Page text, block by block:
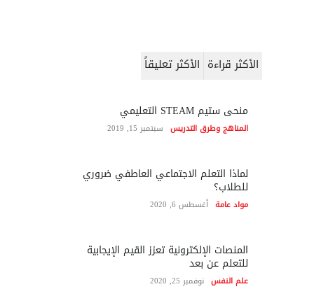
الأكثر قراءة الأكثر تعليقاً
منحى ستيم STEAM التعليمي
المناهج وطرق التدريس سبتمبر 15, 2019
لماذا التعلم الاجتماعي العاطفي ضروري
للطلاب؟
مواد عامة أغسطس 6, 2020
المنصات الإلكترونية تعزز القيم الإيجابية
للتعلم عن بعد
علم النفس نوفمبر 25, 2020